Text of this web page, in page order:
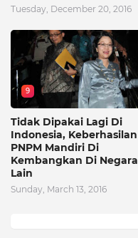
Tuesday, December 20, 2016
9
Tidak Dipakai Lagi Di
Indonesia, Keberhasilan
PNPM Mandiri Di
Kembangkan Di Negara
Lain
Sunday, March 13, 2016